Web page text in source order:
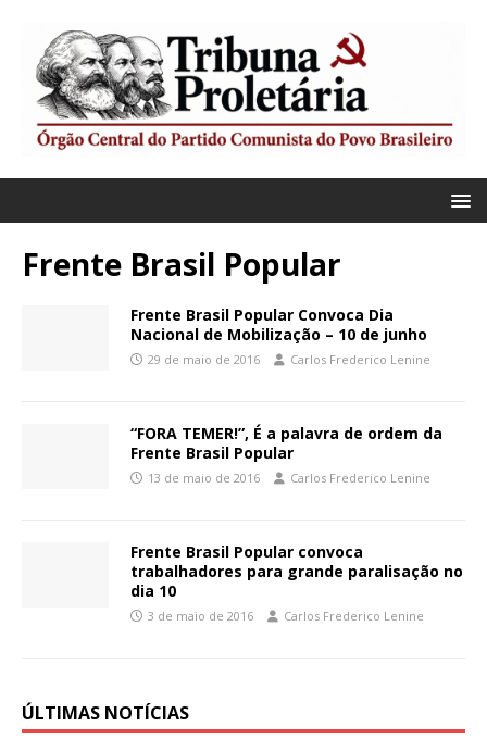
Frente Brasil Popular
Frente Brasil Popular Convoca Dia
Nacional de Mobilização – 10 de junho
29 de maio de 2016 Carlos Frederico Lenine
“FORA TEMER!”, É a palavra de ordem da
Frente Brasil Popular
13 de maio de 2016 Carlos Frederico Lenine
Frente Brasil Popular convoca
trabalhadores para grande paralisação no
dia 10
3 de maio de 2016 Carlos Frederico Lenine
ÚLTIMAS NOTÍCIAS